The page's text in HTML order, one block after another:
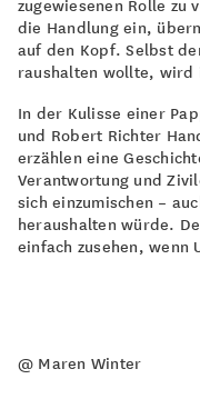
die Handlung ein,
auf den Kopf. Selbst
raushalten wollte, wird
In der Kulisse einer
und Robert Richter
erzählen eine
Verantwortung und
sich einzumischen –
heraushalten würde.
einfach zusehen, wenn
@ Maren Winter